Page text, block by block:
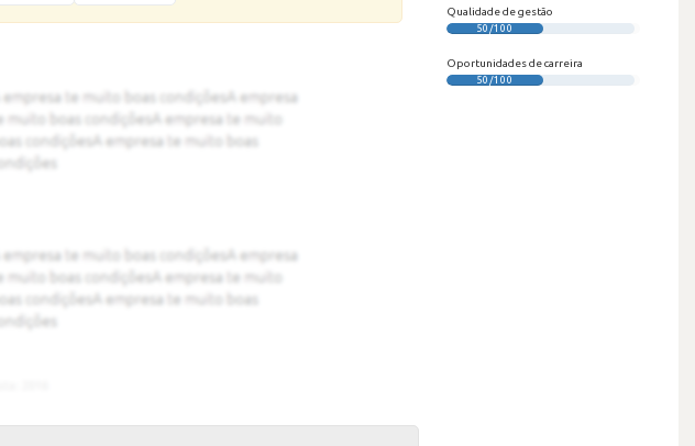
Qualidade de gestão
50/100
Oportunidades de carreira
50/100